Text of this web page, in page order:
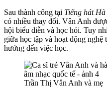
Sau thành công tại Tiếng hát
có nhiều thay đổi. Vân Anh
hội biểu diễn và học hỏi. Tuy
giữa học tập và hoạt động
hưởng đến việc học.
Trần Thị Vân Anh và mẹ